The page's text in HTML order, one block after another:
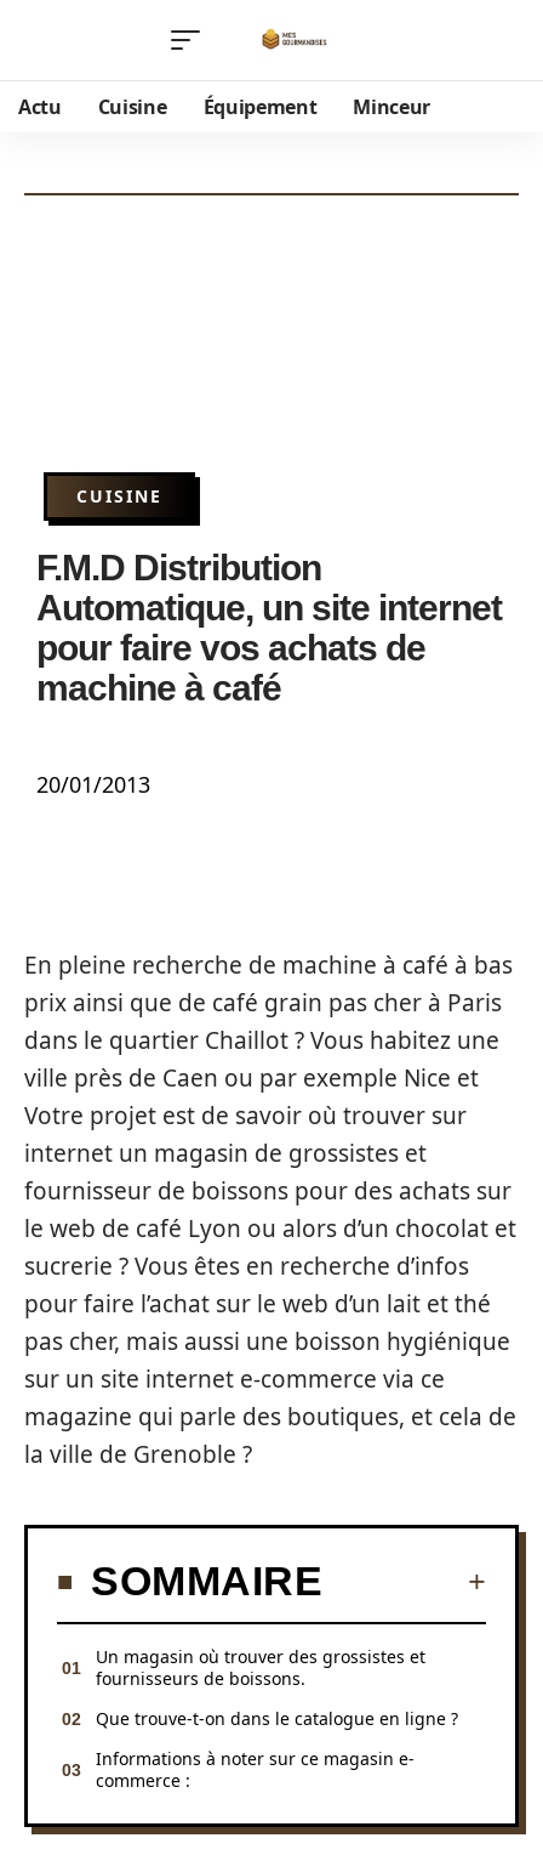
Actu Cuisine Équipement Minceur
CUISINE
F.M.D Distribution
Automatique, un site internet
pour faire vos achats de
machine à café
20/01/2013
En pleine recherche de machine à café à bas
prix ainsi que de café grain pas cher à Paris
dans le quartier Chaillot ? Vous habitez une
ville près de Caen ou par exemple Nice et
Votre projet est de savoir où trouver sur
internet un magasin de grossistes et
fournisseur de boissons pour des achats sur
le web de café Lyon ou alors d’un chocolat et
sucrerie ? Vous êtes en recherche d’infos
pour faire l’achat sur le web d’un lait et thé
pas cher, mais aussi une boisson hygiénique
sur un site internet e-commerce via ce
magazine qui parle des boutiques, et cela de
la ville de Grenoble ?
SOMMAIRE
Un magasin où trouver des grossistes et
fournisseurs de boissons.
Que trouve-t-on dans le catalogue en ligne ?
Informations à noter sur ce magasin e-
commerce :